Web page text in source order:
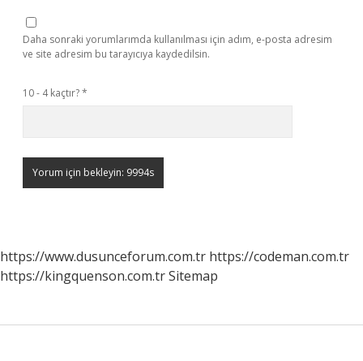
Daha sonraki yorumlarımda kullanılması için adım, e-posta adresim
ve site adresim bu tarayıcıya kaydedilsin.
10 - 4 kaçtır?*
https://www.dusunceforum.com.tr https://codeman.com.tr
https://kingquenson.com.trSitemap